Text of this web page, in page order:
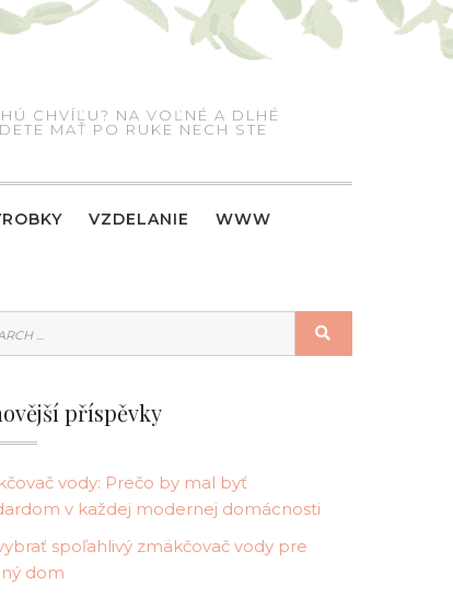
CHVÍĽU? NA VOĽNÉ A DLHÉ
MAŤ PO RUKE NECH STE
VZDELANIE WWW
příspěvky
vody: Prečo by mal byť
v každej modernej domácnosti
spoľahlivý zmäkčovač vody pre
dom